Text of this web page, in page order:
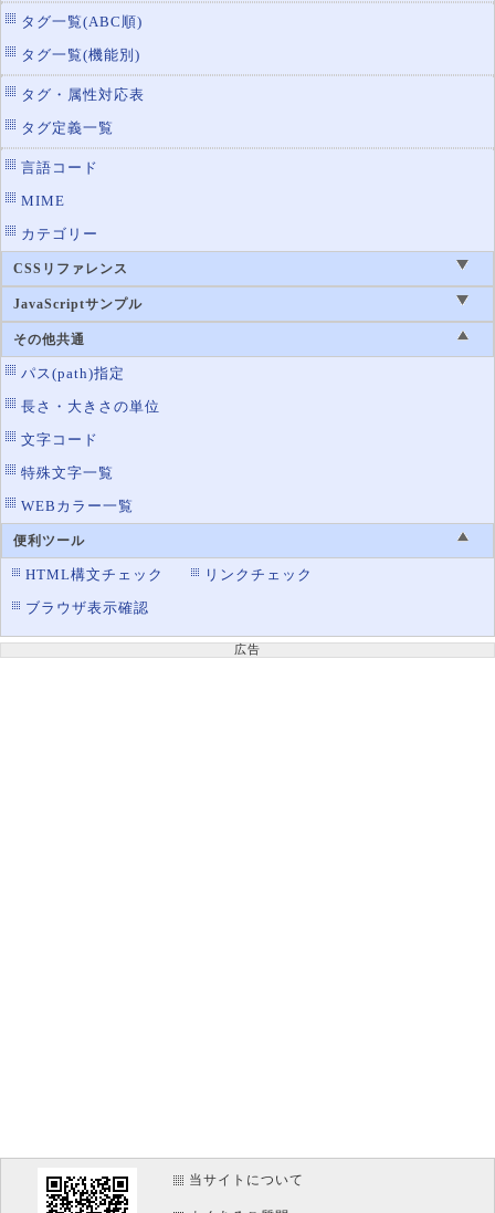
タグ一覧(ABC順)
タグ一覧(機能別)
タグ・属性対応表
タグ定義一覧
言語コード
MIME
カテゴリー
CSSリファレンス
JavaScriptサンプル
その他共通
パス(path)指定
長さ・大きさの単位
文字コード
特殊文字一覧
WEBカラー一覧
便利ツール
HTML構文チェック
リンクチェック
ブラウザ表示確認
広告
当サイトについて